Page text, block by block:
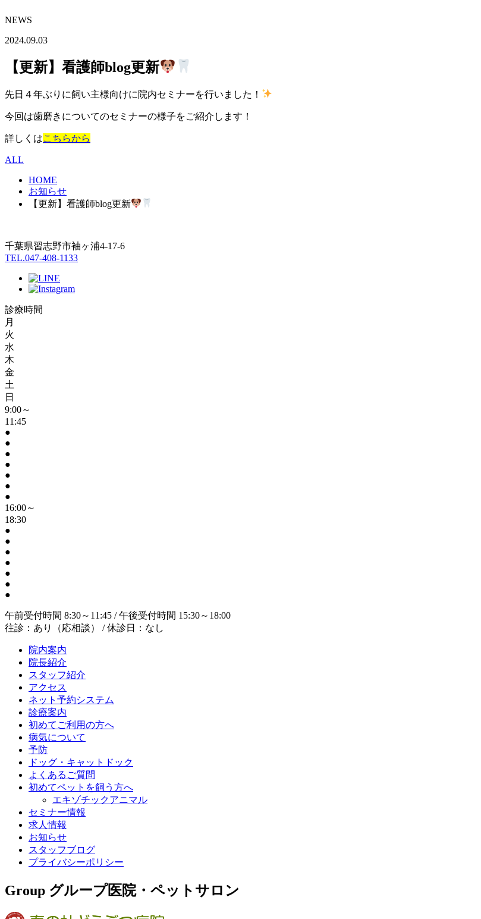
NEWS
2024.09.03
【更新】看護師blog更新
先日４年ぶりに飼い主様向けに院内セミナーを行いました！
今回は歯磨きについてのセミナーの様子をご紹介します！
詳しくはこちらから
ALL
HOME
お知らせ
【更新】看護師blog更新
千葉県習志野市袖ヶ浦4-17-6
TEL.047-408-1133
診療時間
月
火
水
木
金
土
日
9:00～
11:45
●
●
●
●
●
●
●
16:00～
18:30
●
●
●
●
●
●
●
午前受付時間 8:30～11:45 / 午後受付時間 15:30～18:00
往診：あり（応相談） / 休診日：なし
院内案内
院長紹介
スタッフ紹介
アクセス
ネット予約システム
診療案内
初めてご利用の方へ
病気について
予防
ドッグ・キャットドック
よくあるご質問
初めてペットを飼う方へ
エキゾチックアニマル
セミナー情報
求人情報
お知らせ
スタッフブログ
プライバシーポリシー
Group グループ医院・ペットサロン